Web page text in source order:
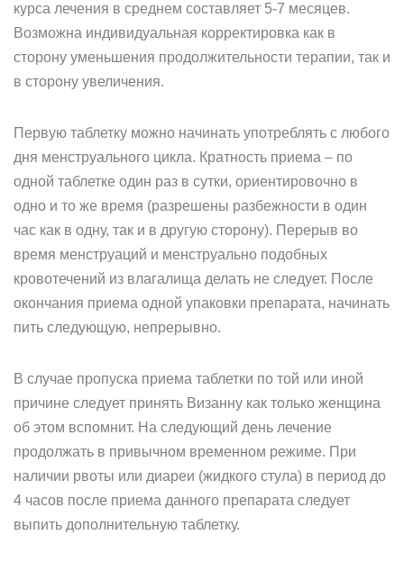
курса лечения в среднем составляет 5-7 месяцев.
Возможна индивидуальная корректировка как в
сторону уменьшения продолжительности терапии, так и
в сторону увеличения.
Первую таблетку можно начинать употреблять с любого
дня менструального цикла. Кратность приема – по
одной таблетке один раз в сутки, ориентировочно в
одно и то же время (разрешены разбежности в один
час как в одну, так и в другую сторону). Перерыв во
время менструаций и менструально подобных
кровотечений из влагалища делать не следует. После
окончания приема одной упаковки препарата, начинать
пить следующую, непрерывно.
В случае пропуска приема таблетки по той или иной
причине следует принять Визанну как только женщина
об этом вспомнит. На следующий день лечение
продолжать в привычном временном режиме. При
наличии рвоты или диареи (жидкого стула) в период до
4 часов после приема данного препарата следует
выпить дополнительную таблетку.